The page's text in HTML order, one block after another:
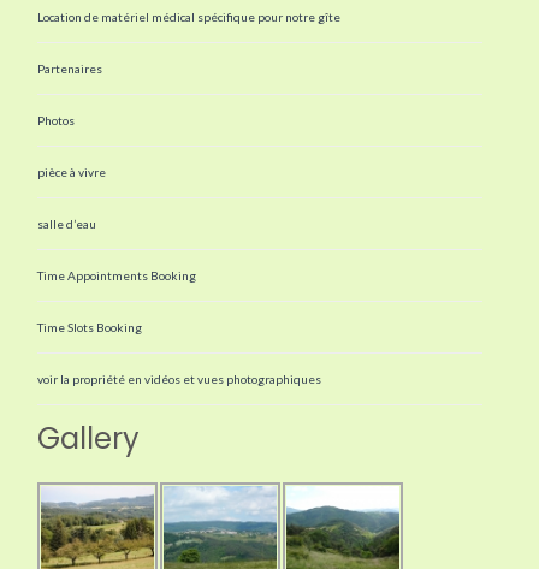
Location de matériel médical spécifique pour notre gîte
Partenaires
Photos
pièce à vivre
salle d’eau
Time Appointments Booking
Time Slots Booking
voir la propriété en vidéos et vues photographiques
Gallery